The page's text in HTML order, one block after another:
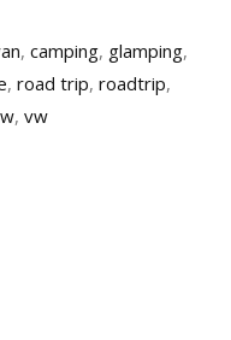
, camping, glamping,
, road trip, roadtrip,
, vw